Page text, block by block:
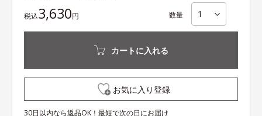
税込3,630円 数量
カートに入れる
お気に入り登録
30日以内なら返品OK！最短で次の日にお届け